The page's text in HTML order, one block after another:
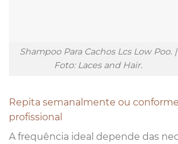
Shampoo Para Cachos Lcs Low Poo. |
Foto: Laces and Hair.
Repita semanalmente ou
profissional
A frequência ideal depende das